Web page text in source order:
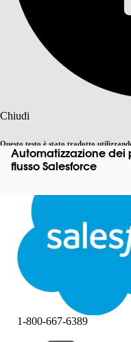
Chiudi
Questo testo è stato tradotto
Ulteriori dettagli sono disponibiliqui.
Chiudi Chiudi
Automatizzazione dei
flusso Salesforce
1-800-667-6389